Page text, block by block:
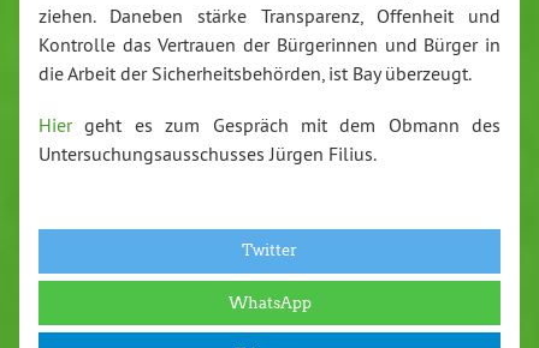
ziehen. Daneben stärke Transparenz, Offenheit und
Kontrolle das Vertrauen der Bürgerinnen und Bürger in
die Arbeit der Sicherheitsbehörden, ist Bay überzeugt.
Hiergeht es zum Gespräch mit dem Obmann des
Untersuchungsausschusses Jürgen Filius.
Twitter
WhatsApp